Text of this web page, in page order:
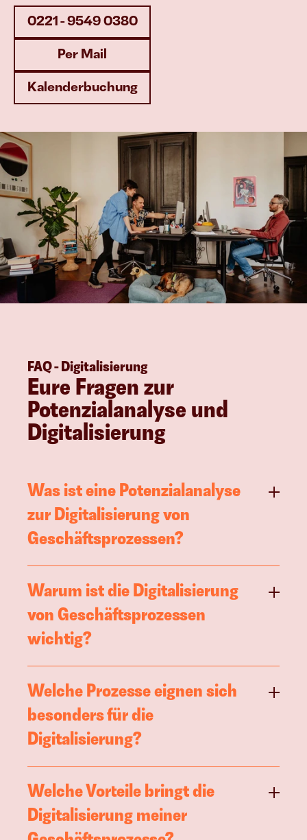
0221 - 9549 0380
Per Mail
Kalenderbuchung
FAQ - Digitalisierung
Eure Fragen zur
Potenzialanalyse und
Digitalisierung
Was ist eine Potenzialanalyse
zur Digitalisierung von
Geschäftsprozessen?
Warum ist die Digitalisierung
von Geschäftsprozessen
wichtig?
Welche Prozesse eignen sich
besonders für die
Digitalisierung?
Welche Vorteile bringt die
Digitalisierung meiner